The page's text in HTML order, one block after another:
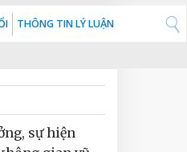
THÔNG TIN LÝ LUẬN
sự hiện